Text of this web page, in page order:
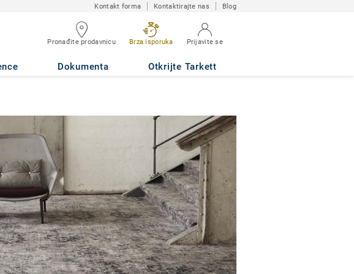
Kontakt forma Kontaktirajte nas Blog
Pronađite prodavnicu Brza isporuka Prijavite se
Dokumenta Otkrijte Tarkett